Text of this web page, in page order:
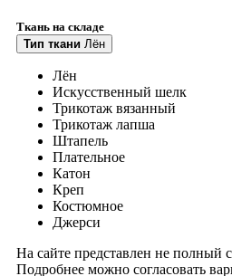
Ткань на складе
Тип ткани Лён
Лён
Искусственный шелк
Трикотаж вязанный
Трикотаж лапша
Штапель
Плательное
Катон
Креп
Костюмное
Джерси
На сайте представлен не полный
Подробнее можно согласовать